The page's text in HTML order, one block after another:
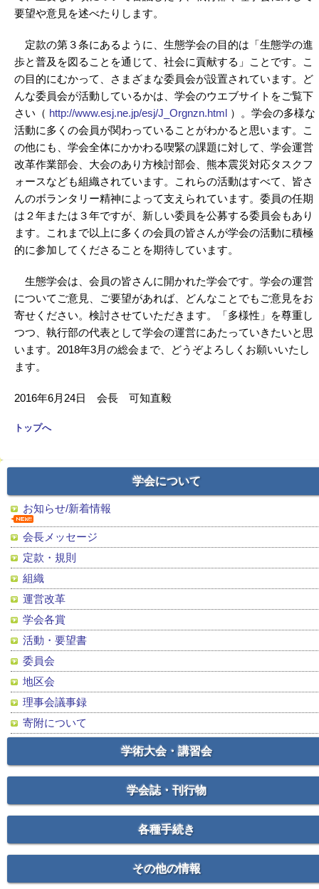
学会について
お知らせ/新着情報
会長メッセージ
定款・規則
組織
運営改革
学会各賞
活動・要望書
委員会
地区会
理事会議事録
寄附について
学術大会・講習会
学会誌・刊行物
各種手続き
その他の情報
要望や意見を述べたりします。
定款の第３条にあるように、生態学会の目的は「生態学の進
歩と普及を図ることを通じて、社会に貢献する」ことです。こ
の目的にむかって、さまざまな委員会が設置されています。ど
んな委員会が活動しているかは、学会のウエブサイトをご覧下
さい（ http://www.esj.ne.jp/esj/J_Orgnzn.html ）。学会の多様な
活動に多くの会員が関わっていることがわかると思います。こ
の他にも、学会全体にかかわる喫緊の課題に対して、学会運営
改革作業部会、大会のあり方検討部会、熊本震災対応タスクフ
ォースなども組織されています。これらの活動はすべて、皆さ
んのボランタリー精神によって支えられています。委員の任期
は２年または３年ですが、新しい委員を公募する委員会もあり
ます。これまで以上に多くの会員の皆さんが学会の活動に積極
的に参加してくださることを期待しています。
生態学会は、会員の皆さんに開かれた学会です。学会の運営
についてご意見、ご要望があれば、どんなことでもご意見をお
寄せください。検討させていただきます。「多様性」を尊重し
つつ、執行部の代表として学会の運営にあたっていきたいと思
います。2018年3月の総会まで、どうぞよろしくお願いいたし
ます。
2016年6月24日 会長 可知直毅
トップへ